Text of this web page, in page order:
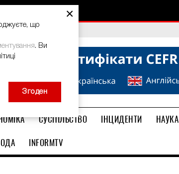
2026
СУСПІЛЬСТВО ІНЦИДЕНТИ НАУКА
INFORMTV
×
що
. Ви
Згоден